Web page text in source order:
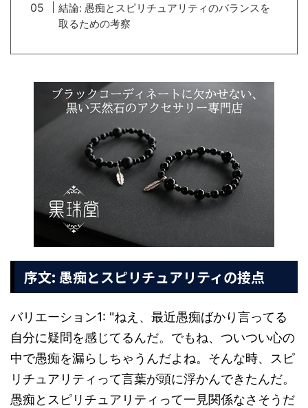
結論: 愚痴とスピリチュアリティのバランスを
取るための考察
序文: 愚痴とスピリチュアリティの接点
バリエーション1: "ねえ、最近愚痴ばかり言ってる
自分に疑問を感じてるんだ。でもね、ついつい心の
中で愚痴を漏らしちゃうんだよね。そんな時、スピ
リチュアリティって言葉が頭に浮かんできたんだ。
愚痴とスピリチュアリティって一見関係なさそうだ